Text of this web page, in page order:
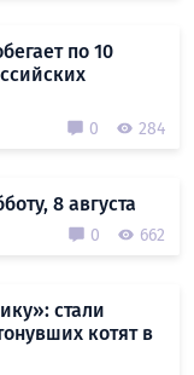
по 10
0 284
8 августа
0 662
стали
котят в